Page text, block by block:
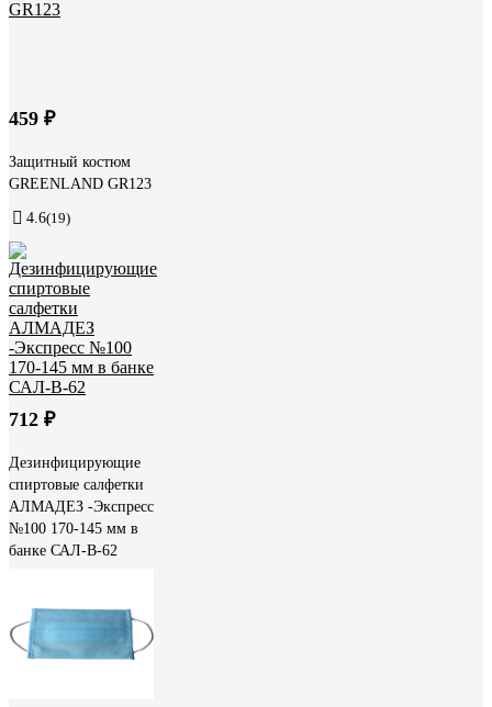
459 ₽
Защитный костюм
GREENLAND GR123
4.6(19)
712 ₽
Дезинфицирующие
спиртовые салфетки
АЛМАДЕЗ -Экспресс
№100 170-145 мм в
банке САЛ-В-62